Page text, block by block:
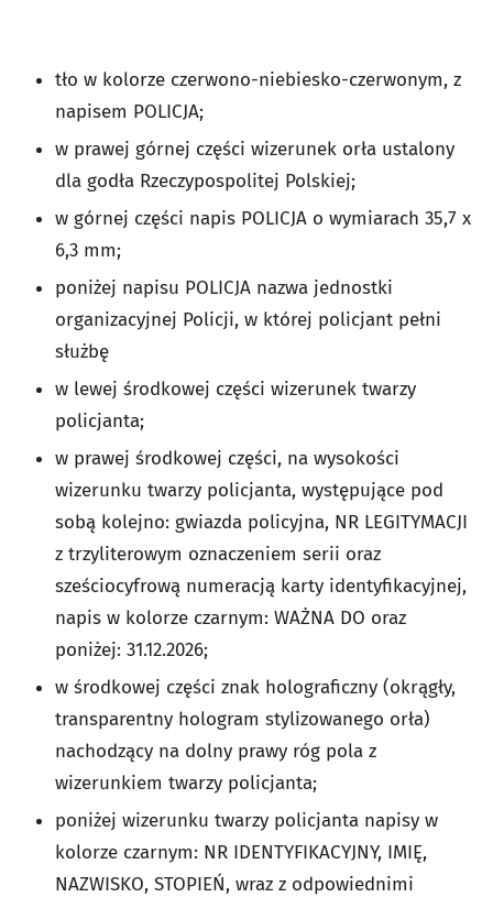
tło w kolorze czerwono-niebiesko-czerwonym, z
napisem POLICJA;
w prawej górnej części wizerunek orła ustalony
dla godła Rzeczypospolitej Polskiej;
w górnej części napis POLICJA o wymiarach 35,7 x
6,3 mm;
poniżej napisu POLICJA nazwa jednostki
organizacyjnej Policji, w której policjant pełni
służbę
w lewej środkowej części wizerunek twarzy
policjanta;
w prawej środkowej części, na wysokości
wizerunku twarzy policjanta, występujące pod
sobą kolejno: gwiazda policyjna, NR LEGITYMACJI
z trzyliterowym oznaczeniem serii oraz
sześciocyfrową numeracją karty identyfikacyjnej,
napis w kolorze czarnym: WAŻNA DO oraz
poniżej: 31.12.2026;
w środkowej części znak holograficzny (okrągły,
transparentny hologram stylizowanego orła)
nachodzący na dolny prawy róg pola z
wizerunkiem twarzy policjanta;
poniżej wizerunku twarzy policjanta napisy w
kolorze czarnym: NR IDENTYFIKACYJNY, IMIĘ,
NAZWISKO, STOPIEŃ, wraz z odpowiednimi